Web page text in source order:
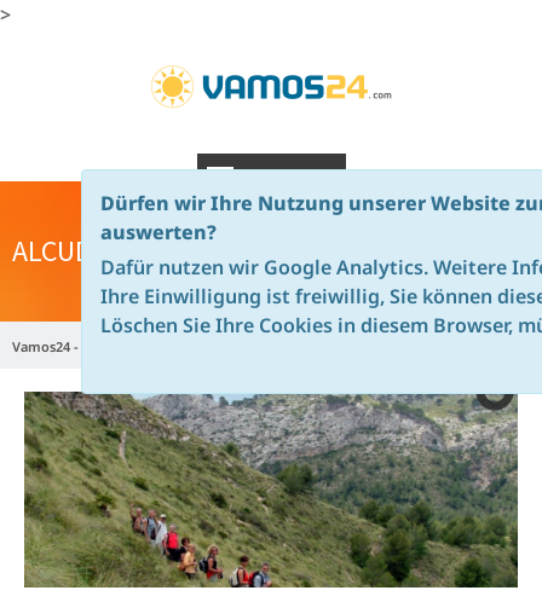
>
NAVIGATION
ALCUDIA HIKING WEEK
Vamos24 - en
Alcudia Hiking Week
Dürfen wir Ihre Nutzung unserer Website
auswerten?
Dafür nutzen wir Google Analytics. Weitere
Ihre Einwilligung ist freiwillig, Sie können
Löschen Sie Ihre Cookies in diesem Browser,